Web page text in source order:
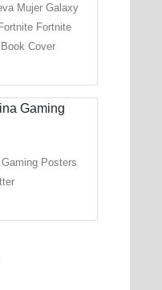
Mujer Galaxy
Fortnite
Cover
Posters